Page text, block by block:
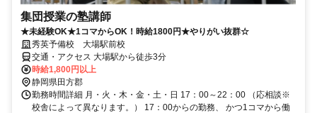
集団授業の塾講師
★未経験OK★1コマからOK！時給1800円★やりがい抜群☆
秀英予備校 大場駅前校
交通・アクセス 大場駅から徒歩3分
時給1,800円以上
静岡県田方郡
勤務時間詳細 月・火・木・金・土・日 17：00～22：00 （応相談※
校舎によって異なります。） 17：00からの勤務、 かつ1コマから働